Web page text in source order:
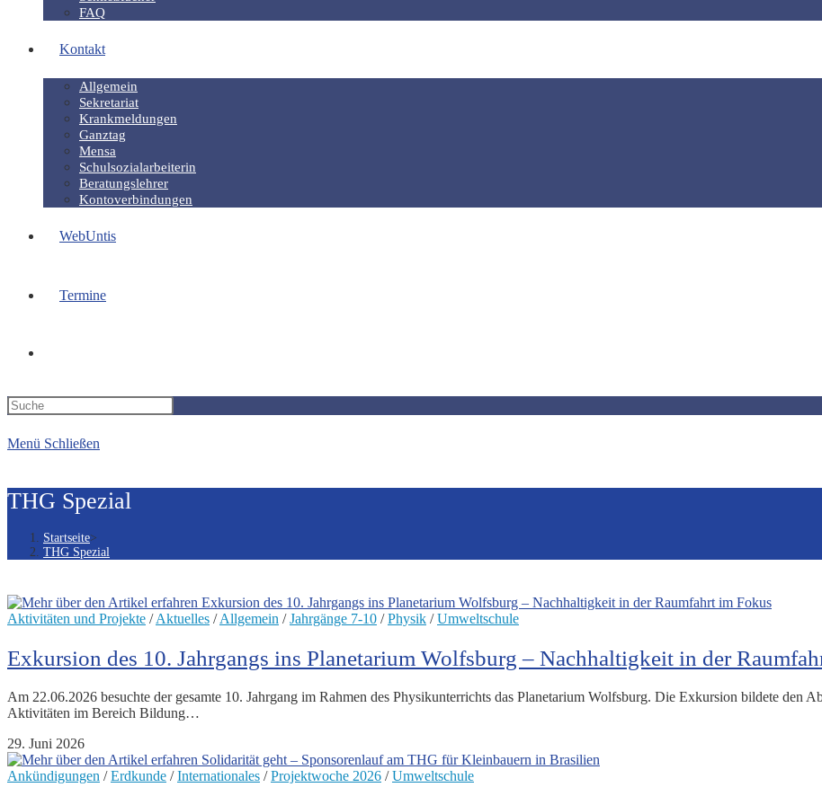
FAQ
Kontakt
Allgemein
Sekretariat
Krankmeldungen
Ganztag
Mensa
Schulsozialarbeiterin
Beratungslehrer
Kontoverbindungen
WebUntis
Termine
Menü Schließen
THG Spezial
Startseite>
THG Spezial
Aktivitäten und Projekte /Aktuelles /Allgemein /Jahrgänge 7-10 /Physik /Umweltschule
Exkursion des 10. Jahrgangs ins Planetarium Wolfsburg – Nachhaltigkeit in der
Am 22.06.2026 besuchte der gesamte 10. Jahrgang im Rahmen des Physikunterrichts das Planetarium Wolfsburg. Die Exkursion bildete den
Aktivitäten im Bereich Bildung…
29. Juni 2026
Ankündigungen /Erdkunde /Internationales /Projektwoche 2026 /Umweltschule